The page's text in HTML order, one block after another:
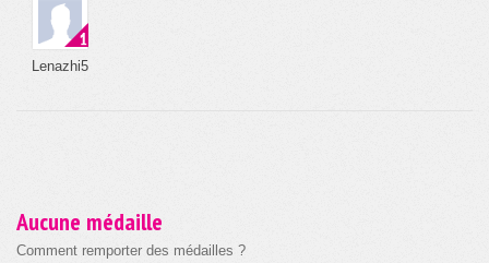
Lenazhi5
Aucune médaille
Comment remporter des médailles ?